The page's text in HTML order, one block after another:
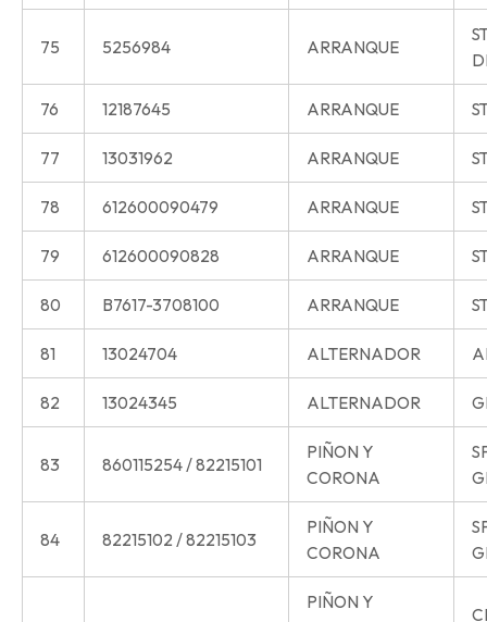
75 5256984 ARRANQUE
76 12187645 ARRANQUE
77 13031962 ARRANQUE
78 612600090479 ARRANQUE
79 612600090828 ARRANQUE
80 B7617-3708100 ARRANQUE
81 13024704 ALTERNADOR
82 13024345 ALTERNADOR
83 860115254 / 82215101
PIÑON Y
CORONA
84 82215102 / 82215103
PIÑON Y
CORONA
PIÑON Y